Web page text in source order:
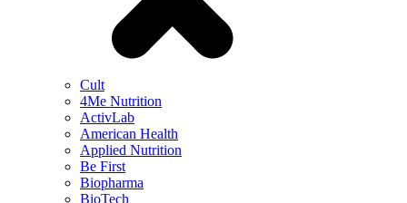
Cult
4Me Nutrition
ActivLab
American Health
Applied Nutrition
Be First
Biopharma
BioTech